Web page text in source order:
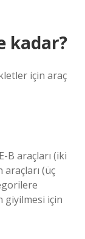
kadar?
için araç
B araçları (iki
(üç
giyilmesi için